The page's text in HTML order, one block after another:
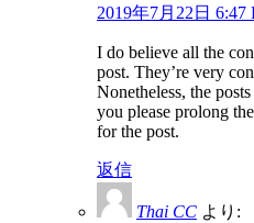
2019年7月22日 6:47
I do believe all the
post. They’re very
Nonetheless, the
you please prolong
for the post.
返信
Thai CC より: